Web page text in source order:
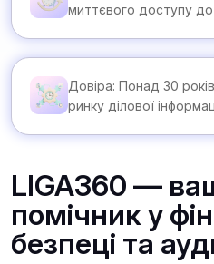
миттєвого доступу до
Довіра: Понад 30
ринку ділової
LIGA360 —
помічник у
безпеці та